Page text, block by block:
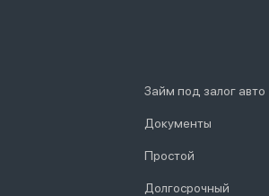
Займ под залог авто
Документы
Простой
Долгосрочный